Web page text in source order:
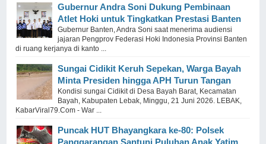
Gubernur Andra Soni Dukung Pembinaan
Atlet Hoki untuk Tingkatkan Prestasi Banten
Gubernur Banten, Andra Soni saat menerima audiensi
jajaran Pengprov Federasi Hoki Indonesia Provinsi Banten
di ruang kerjanya di kanto ...
Sungai Cidikit Keruh Sepekan, Warga Bayah
Minta Presiden hingga APH Turun Tangan
Kondisi sungai Cidikit di Desa Bayah Barat, Kecamatan
Bayah, Kabupaten Lebak, Minggu, 21 Juni 2026. LEBAK,
KabarViral79.Com - War ...
Puncak HUT Bhayangkara ke-80: Polsek
Panggarangan Santuni Puluhan Anak Yatim